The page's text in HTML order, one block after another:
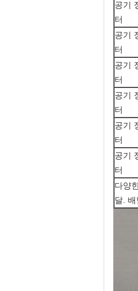
공기
터
공기
터
공기
터
공기
터
공기
터
공기
터
다양
달.